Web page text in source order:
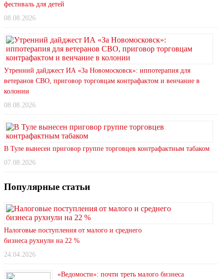
фестиваль для детей
08.08.2026
Утренний дайджест ИА «За Новомосковск»: иппотерапия для
ветеранов СВО, приговор торговцам контрафактом и венчание в
колонии
08.08.2026
В Туле вынесен приговор группе торговцев контрафактным табаком
07.08.2026
Популярные статьи
Налоговые поступления от малого и среднего
бизнеса рухнули на 22 %
24.04.2026
«Ведомости»: почти треть малого бизнеса